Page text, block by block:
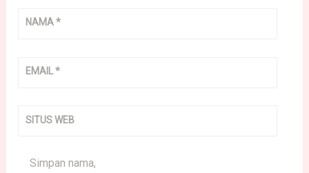
NAMA*
EMAIL*
SITUS WEB
Simpan nama,